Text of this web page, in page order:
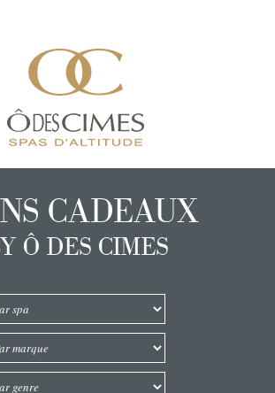
HOME
Ô DES CIMES
NOS SPAS
NOS MARQUES
CADEAUX
Ô DES CIMES